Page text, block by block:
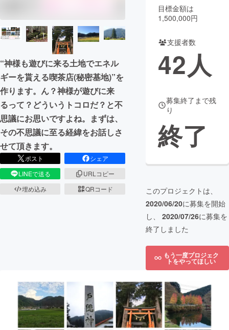
コミュニティ
“神様も遊びに来る土地でエネル
ギーを貰える喫茶店(秘密基地)”を
作ります。ん？神様が遊びに来
るって？どういうトコロだ？と不
思議にお思いですよね。まずは、
その不思議に至る経緯をお話しさ
せて頂きます。
ポスト
シェア
LINEで送る
URLコピー
埋め込み
QRコード
目標金額は
1,500,000円
支援者数
42人
募集終了まで残
り
終了
このプロジェクトは、
2020/06/20に募集を開始
し、 2020/07/26に募集を
終了しました
もう一度プロジェク
トをやってほしい